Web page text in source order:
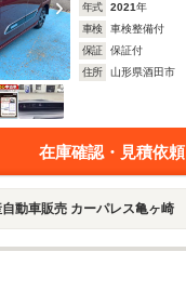
年式 2021年
車検
車検整備付
保証
保証付
住所
山形県酒田市
在庫確認・見積依頼
動車販売 カーパレス亀ヶ崎